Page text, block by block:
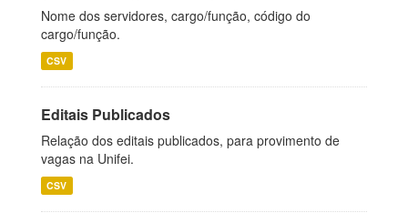
Nome dos servidores, cargo/função, código do
cargo/função.
CSV
Editais Publicados
Relação dos editais publicados, para provimento de
vagas na Unifei.
CSV